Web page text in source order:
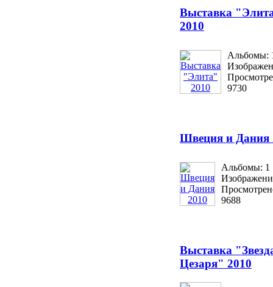
Выставка
2010
Альбомы:
9730
Швеция и Дания
Альбомы: 1
9688
Выставка
Цезаря" 2010